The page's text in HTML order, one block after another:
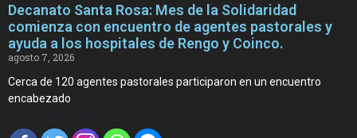
Decanato Santa Rosa: Mes de la Solidaridad
comienza con encuentro de agentes pastorales y
ayuda a los hospitales de Rengo y Coinco.
agosto 7, 2026
Cerca de 120 agentes pastorales participaron en un encuentro
encabezado